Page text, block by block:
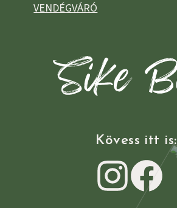
VENDÉGVÁRÓ
Sike Betti Kezdőlap
Kövess itt is: